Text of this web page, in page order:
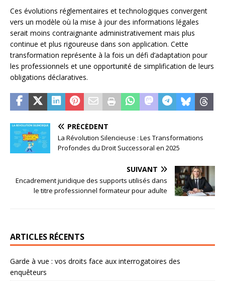
Ces évolutions réglementaires et technologiques convergent
vers un modèle où la mise à jour des informations légales
serait moins contraignante administrativement mais plus
continue et plus rigoureuse dans son application. Cette
transformation représente à la fois un défi d’adaptation pour
les professionnels et une opportunité de simplification de leurs
obligations déclaratives.
PRÉCÉDENT
La Révolution Silencieuse : Les Transformations
Profondes du Droit Successoral en 2025
SUIVANT
Encadrement juridique des supports utilisés dans
le titre professionnel formateur pour adulte
ARTICLES RÉCENTS
Garde à vue : vos droits face aux interrogatoires des
enquêteurs